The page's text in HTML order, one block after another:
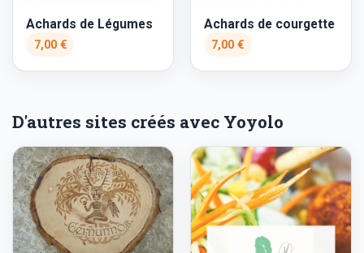
Achards de Légumes
7,00 €
Achards de courgette
7,00 €
D'autres sites créés avec Yoyolo